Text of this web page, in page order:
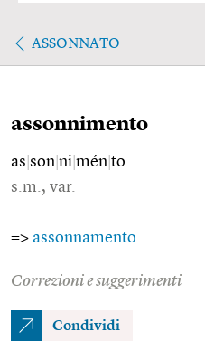
ASSONNATO
assonnimento
as son ni mén to
s.m., var.
=> assonnamento
Correzioni e suggerimenti
Condividi